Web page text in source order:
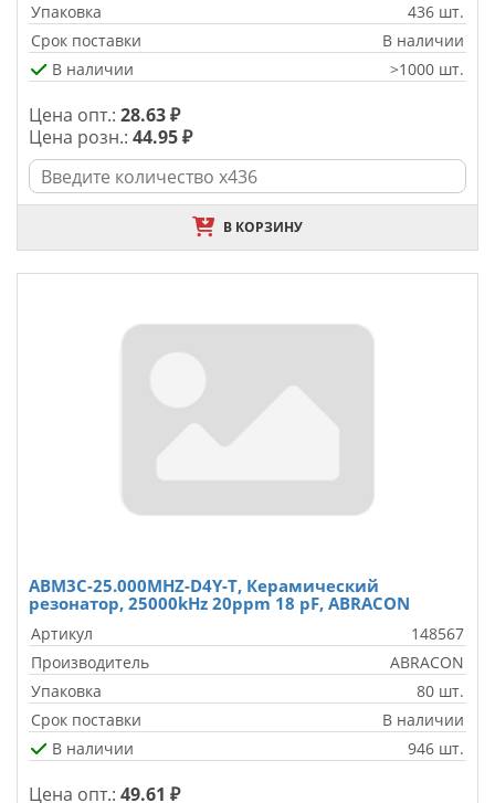
Упаковка
436 шт.
Срок поставки
В наличии
В наличии
>1000 шт.
Цена опт.: 28.63 ₽
Цена розн.: 44.95 ₽
В КОРЗИНУ
ABM3C-25.000MHZ-D4Y-T, Керамический
резонатор, 25000kHz 20ppm 18 pF, ABRACON
Артикул
148567
Производитель
ABRACON
Упаковка
80 шт.
Срок поставки
В наличии
В наличии
946 шт.
Цена опт.: 49.61 ₽